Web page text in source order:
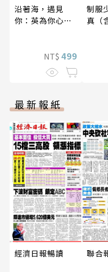
沿著海，遇見
你：英為你心動
NT$ 499
制服
真（
最新報紙
經濟日報暢讀
聯合